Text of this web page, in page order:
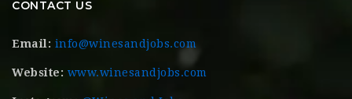
CONTACT US
Email: info@winesandjobs.com
Website: www.winesandjobs.com